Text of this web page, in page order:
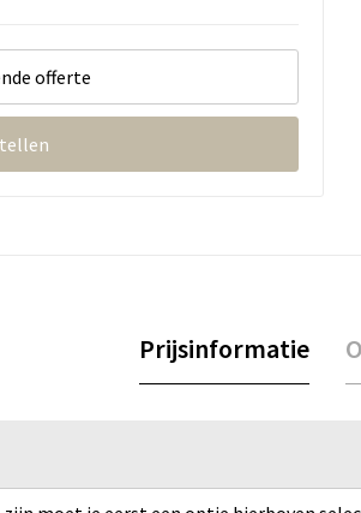
offerte
Prijsinformatie